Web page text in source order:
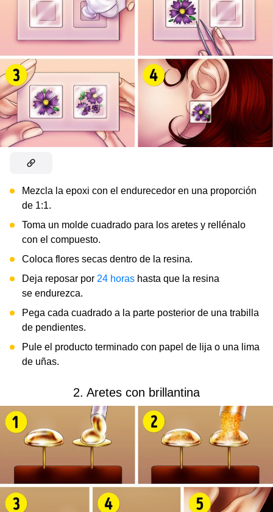
Mezcla la epoxi con el endurecedor en una proporción
de 1:1.
Toma un molde cuadrado para los aretes y rellénalo
con el compuesto.
Coloca flores secas dentro de la resina.
Deja reposar por 24 horas hasta que la resina
se endurezca.
Pega cada cuadrado a la parte posterior de una trabilla
de pendientes.
Pule el producto terminado con papel de lija o una lima
de uñas.
2. Aretes con brillantina